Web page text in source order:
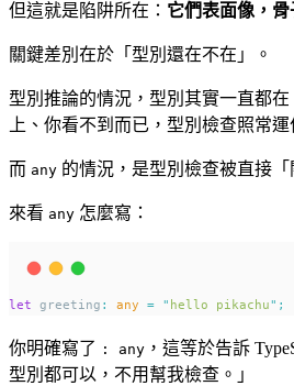
但這就是陷阱所在： 它們表面像，
關鍵差別在於「型別還在不在」。
型別推論的情況，型別其實一直都在
上、你看不到而已，型別檢查照常運
而 any 的情況，是型別檢查被直接「
來看 any 怎麼寫：
let greeting : any = " hello pikachu" ;
你明確寫了 : any ，這等於告訴
型別都可以，不用幫我檢查。」